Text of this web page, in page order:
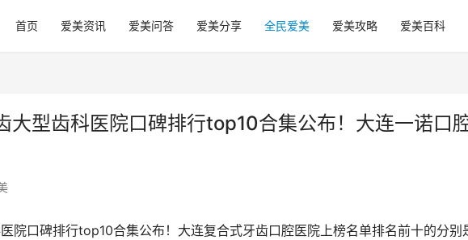
首页 爱美资讯 爱美问答 爱美分享 全民爱美 爱美攻略 爱美百科
大型齿科医院口碑排行top10合集公布！大连一诺口
院口碑排行top10合集公布！大连复合式牙齿口腔医院上榜名单排名前十的分别